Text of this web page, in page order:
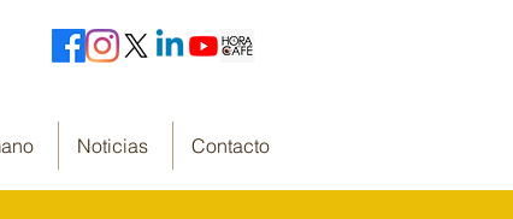
Noticias Contacto